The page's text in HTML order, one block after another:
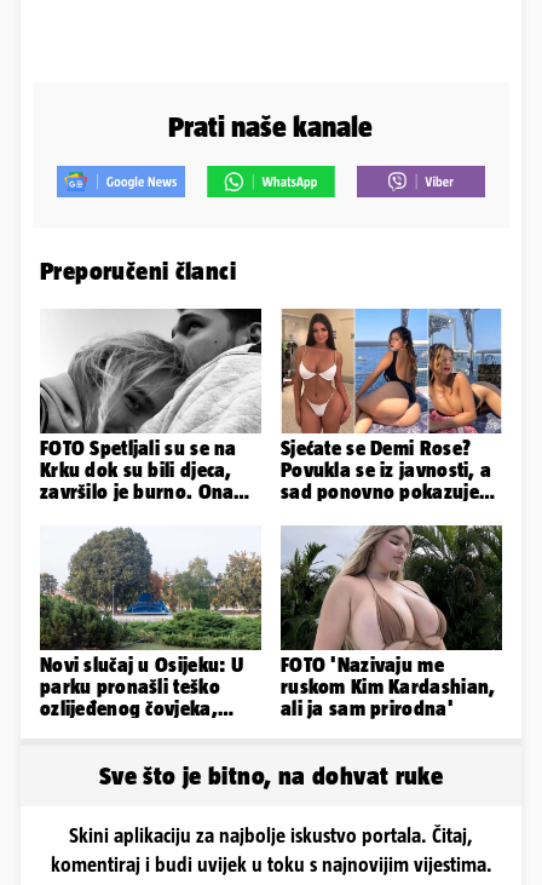
Prati naše kanale
Preporučeni članci
FOTO Spetljali su se na
Krku dok su bili djeca,
završilo je burno. Ona
Sjećate se Demi Rose?
Povukla se iz javnosti, a
sad ponovno pokazuje
Novi slučaj u Osijeku: U
parku pronašli teško
ozlijeđenog čovjeka,
FOTO 'Nazivaju me
ruskom Kim Kardashian,
ali ja sam prirodna'
Sve što je bitno, na dohvat ruke
Skini aplikaciju za najbolje iskustvo portala. Čitaj,
komentiraj i budi uvijek u toku s najnovijim vijestima.